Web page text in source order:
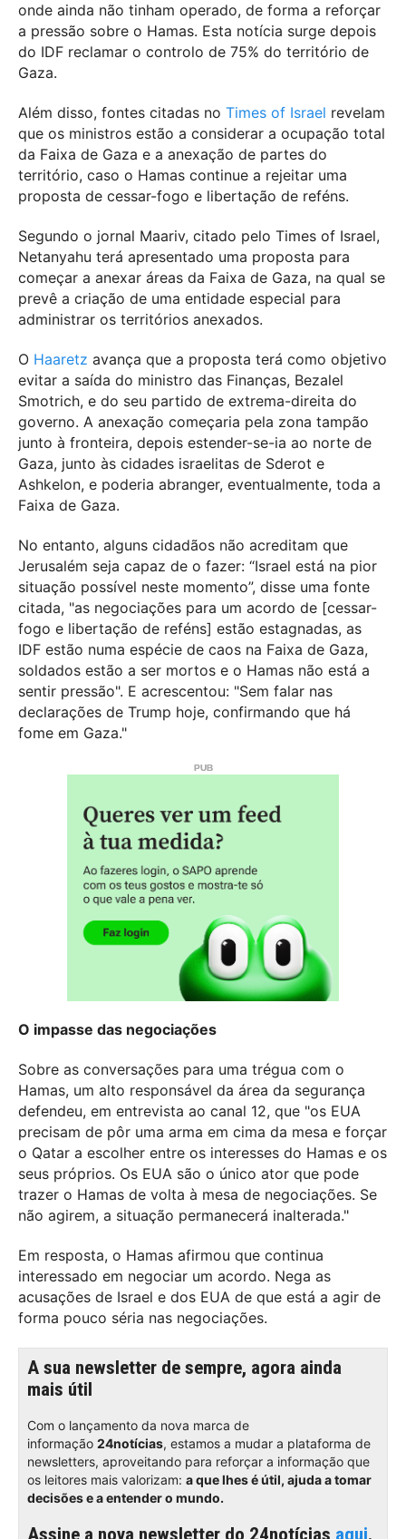
onde ainda não tinham operado, de forma a reforçar
a pressão sobre o Hamas. Esta notícia surge depois
do IDF reclamar o controlo de 75% do território de
Gaza.
Além disso, fontes citadas no Times of Israel revelam
que os ministros estão a considerar a ocupação total
da Faixa de Gaza e a anexação de partes do
território, caso o Hamas continue a rejeitar uma
proposta de cessar-fogo e libertação de reféns.
Segundo o jornal Maariv, citado pelo Times of Israel,
Netanyahu terá apresentado uma proposta para
começar a anexar áreas da Faixa de Gaza, na qual se
prevê a criação de uma entidade especial para
administrar os territórios anexados.
O Haaretz avança que a proposta terá como objetivo
evitar a saída do ministro das Finanças, Bezalel
Smotrich, e do seu partido de extrema-direita do
governo. A anexação começaria pela zona tampão
junto à fronteira, depois estender-se-ia ao norte de
Gaza, junto às cidades israelitas de Sderot e
Ashkelon, e poderia abranger, eventualmente, toda a
Faixa de Gaza.
No entanto, alguns cidadãos não acreditam que
Jerusalém seja capaz de o fazer: “Israel está na pior
situação possível neste momento”, disse uma fonte
citada, "as negociações para um acordo de [cessar-
fogo e libertação de reféns] estão estagnadas, as
IDF estão numa espécie de caos na Faixa de Gaza,
soldados estão a ser mortos e o Hamas não está a
sentir pressão". E acrescentou: "Sem falar nas
declarações de Trump hoje, confirmando que há
fome em Gaza."
O impasse das negociações
Sobre as conversações para uma trégua com o
Hamas, um alto responsável da área da segurança
defendeu, em entrevista ao canal 12, que "os EUA
precisam de pôr uma arma em cima da mesa e forçar
o Qatar a escolher entre os interesses do Hamas e os
seus próprios. Os EUA são o único ator que pode
trazer o Hamas de volta à mesa de negociações. Se
não agirem, a situação permanecerá inalterada."
Em resposta, o Hamas afirmou que continua
interessado em negociar um acordo. Nega as
acusações de Israel e dos EUA de que está a agir de
forma pouco séria nas negociações.
A sua newsletter de sempre, agora ainda
mais útil
Com o lançamento da nova marca de
informação 24notícias, estamos a mudar a plataforma de
newsletters, aproveitando para reforçar a informação que
os leitores mais valorizam: a que lhes é útil, ajuda a tomar
decisões e a entender o mundo.